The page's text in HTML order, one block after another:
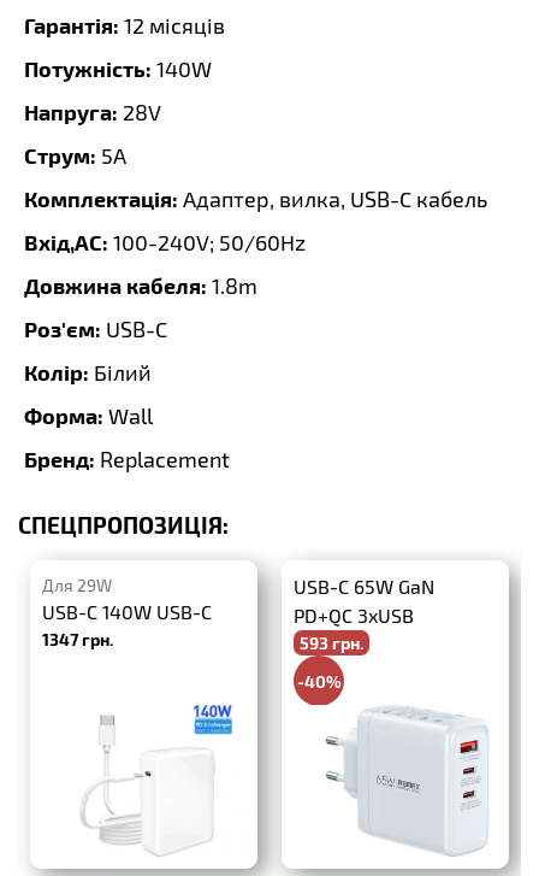
Гарантія: 12 місяців
Потужність: 140W
Напруга: 28V
Струм: 5A
Комплектація: Адаптер, вилка, USB-C кабель
Вхід,AC: 100-240V; 50/60Hz
Довжина кабеля: 1.8m
Роз'єм: USB-C
Колір: Білий
Форма: Wall
Бренд: Replacement
СПЕЦПРОПОЗИЦІЯ:
Для 29W
USB-C 140W USB-C
1347 грн.
USB-C 65W GaN
PD+QC 3xUSB
593 грн.
-40%
988 грн.